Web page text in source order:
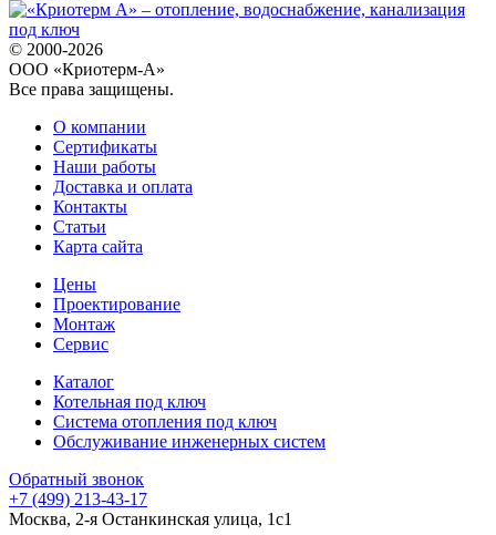
© 2000-2026
ООО «Криотерм-А»
Все права защищены.
О компании
Сертификаты
Наши работы
Доставка и оплата
Контакты
Статьи
Карта сайта
Цены
Проектирование
Монтаж
Сервис
Каталог
Котельная под ключ
Система отопления под ключ
Обслуживание инженерных систем
Обратный звонок
+7 (499) 213-43-17
Москва, 2-я Останкинская улица, 1с1